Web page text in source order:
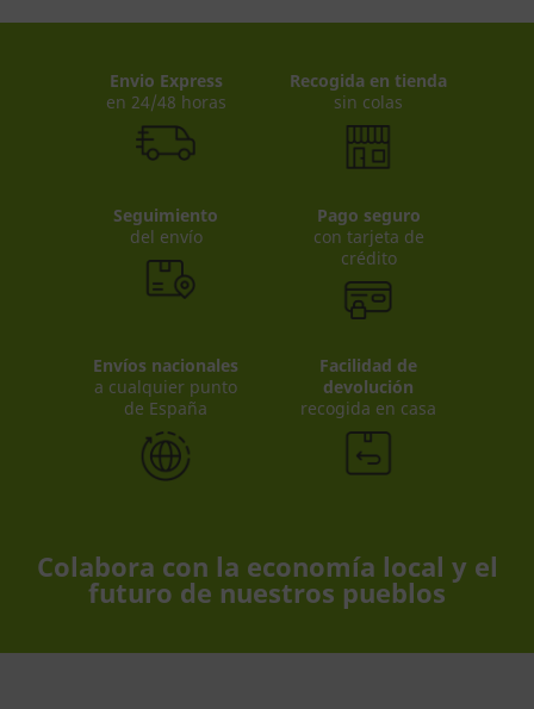
Envio Express
en 24/48 horas
Recogida en tienda
sin colas
Seguimiento
del envío
Pago seguro
con tarjeta de
crédito
Envíos nacionales
a cualquier punto
de España
Facilidad de
devolución
recogida en casa
Colabora con la economía local y el
futuro de nuestros pueblos